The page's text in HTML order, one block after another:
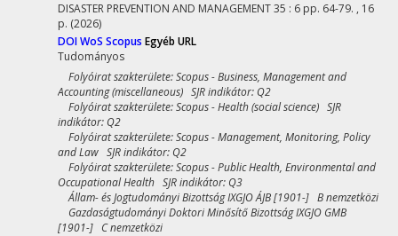
DISASTER PREVENTION AND MANAGEMENT35 : 6 pp. 64-79. , 16
p. (2026)
DOIWoS Scopus Egyéb URL
Tudományos
Folyóirat szakterülete: Scopus - Business, Management and
Accounting (miscellaneous) SJR indikátor: Q2
Folyóirat szakterülete: Scopus - Health (social science) SJR
indikátor: Q2
Folyóirat szakterülete: Scopus - Management, Monitoring, Policy
and Law SJR indikátor: Q2
Folyóirat szakterülete: Scopus - Public Health, Environmental and
Occupational Health SJR indikátor: Q3
Állam- és Jogtudományi Bizottság IXGJO ÁJB [1901-] B nemzetközi
Gazdaságtudományi Doktori Minősítő Bizottság IXGJO GMB
[1901-] C nemzetközi